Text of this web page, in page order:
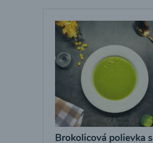
Brokolicová polievka s